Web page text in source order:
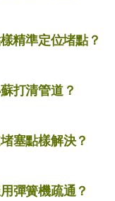
精準定位堵點？
打清管道？
塞點樣解決？
彈簧機疏通？